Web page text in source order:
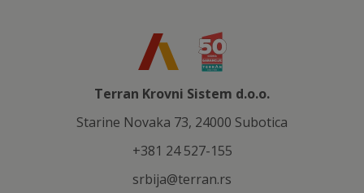
Terran Krovni Sistem d.o.o.
Starine Novaka 73, 24000 Subotica
+381 24 527-155
srbija@terran.rs